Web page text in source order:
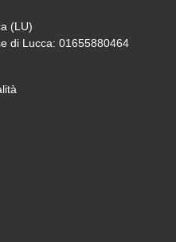
(LU)
di Lucca: 01655880464